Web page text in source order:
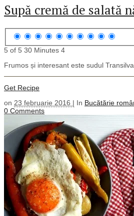
Supă cremă de salată
5 of 5 30 Minutes 4
Frumos și interesant este sudul
Get Recipe
on 23 februarie 2016 | In Bucătărie
0 Comments